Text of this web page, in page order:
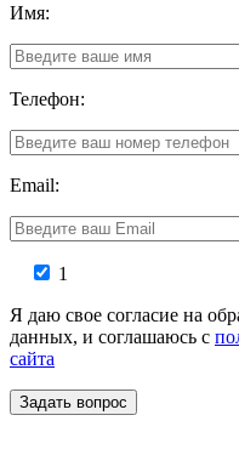
Имя:
Телефон:
Email:
1
Я даю свое согласие на
данных, и соглашаюсь с
сайта
Задать вопрос